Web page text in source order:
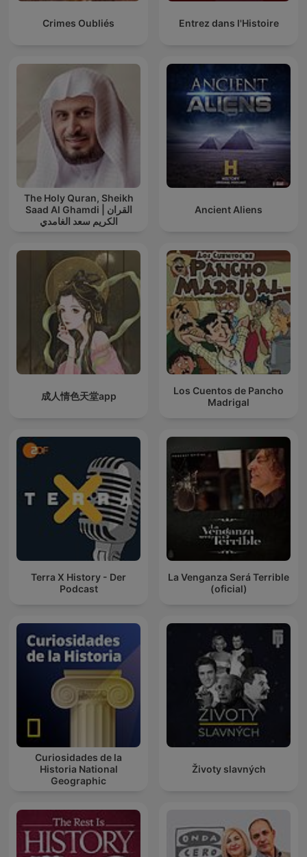
Crimes Oubliés Entrez dans l'Histoire
The Holy Quran, Sheikh
Saad Al Ghamdi | القران
الكريم سعد الغامدي
Ancient Aliens
成人情色天堂app
Los Cuentos de Pancho
Madrigal
Terra X History - Der
Podcast
La Venganza Será Terrible
(oficial)
Curiosidades de la
Historia National
Geographic
Životy slavných